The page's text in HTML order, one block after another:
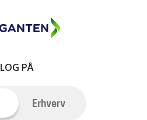
LOG PÅ
Erhverv